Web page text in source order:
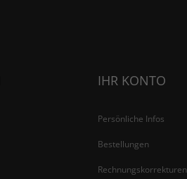
IHR KONTO
Persönliche Infos
Bestellungen
Rechnungskorrekturen